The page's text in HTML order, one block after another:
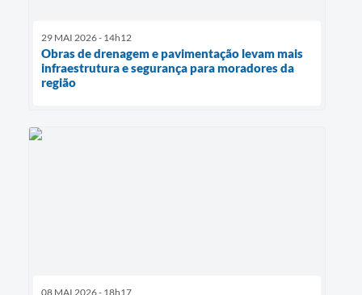
29 MAI 2026 - 14h12
Obras de drenagem e pavimentação levam mais
infraestrutura e segurança para moradores da
região
08 MAI 2026 - 18h17